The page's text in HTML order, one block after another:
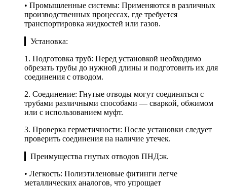
• Промышленные системы: Применяются в различных
производственных процессах, где требуется
транспортировка жидкостей или газов.
▎Установка:
1. Подготовка труб: Перед установкой необходимо
обрезать трубы до нужной длины и подготовить их для
соединения с отводом.
2. Соединение: Гнутые отводы могут соединяться с
трубами различными способами — сваркой, обжимом
или с использованием муфт.
3. Проверка герметичности: После установки следует
проверить соединения на наличие утечек.
▎Преимущества гнутых отводов ПНД:ж.
• Легкость: Полиэтиленовые фитинги легче
металлических аналогов, что упрощает